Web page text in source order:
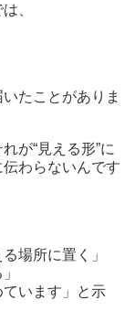
、
たことがありま
が“見える形”に
わらないんです
場所に置く」
ています」と示